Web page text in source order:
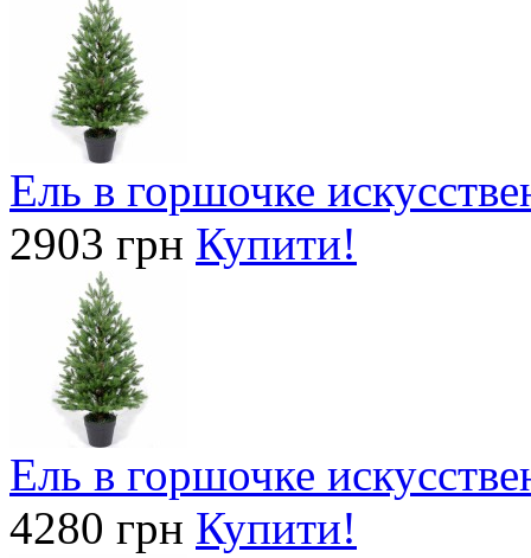
Ель в горшочке
2903 грн Купити!
Ель в горшочке
4280 грн Купити!